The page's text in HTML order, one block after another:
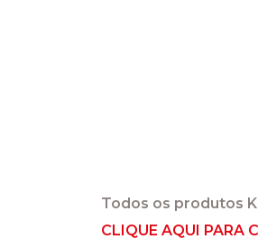
Todos os produtos
CLIQUE AQUI PARA